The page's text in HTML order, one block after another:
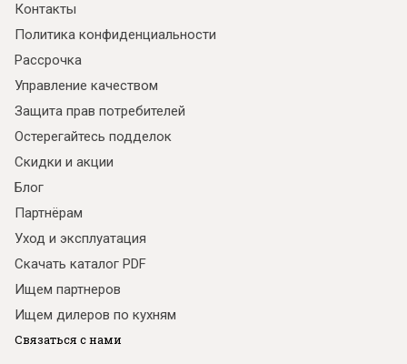
Контакты
Политика конфиденциальности
Рассрочка
Управление качеством
Защита прав потребителей
Остерегайтесь подделок
Скидки и акции
Блог
Партнёрам
Уход и эксплуатация
Скачать каталог PDF
Ищем партнеров
Ищем дилеров по кухням
Связаться с нами